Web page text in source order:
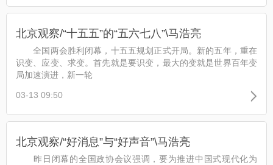
北京观察/“十五五”的“五六七八”\马浩亮
全国两会胜利闭幕，十五五规划正式开局。新的五年，重在
识变、应变、求变。首先就是要识变，最大的变就是世界百年变
局加速演进，新一轮
03-13 09:50
北京观察/“好消息”与“好声音”\马浩亮
昨日闭幕的全国政协会议强调，要为推进中国式现代化为